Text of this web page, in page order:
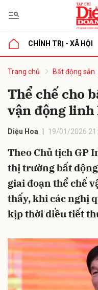
CHÍNH TRỊ - XÃ HỘI
Trang chủ Bất động sản
Thể chế cho
vận động linh
Diệu Hoa 19/01/2026
Theo Chủ tịch GP
thị trường bất
giai đoạn thể chế
thấy, khi các nghị
kịp thời điều tiết
luận